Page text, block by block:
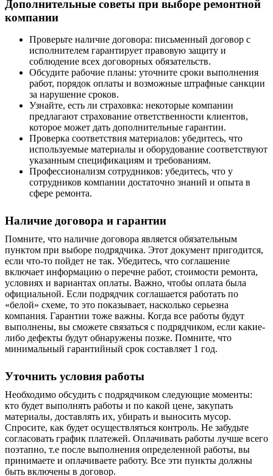
Дополнительные советы при выборе ремонтной
компании
Проверьте наличие договора: письменный договор с
исполнителем гарантирует правовую защиту и
соблюдение всех договорных обязательств.
Обсудите рабочие планы: уточните сроки выполнения
работ, порядок оплаты и возможные штрафные санкции
за нарушение сроков.
Узнайте, есть ли страховка: некоторые компании
предлагают страхование ответственности клиентов,
которое может дать дополнительные гарантии.
Проверка соответствия материалов: убедитесь, что
используемые материалы и оборудование соответствуют
указанным спецификациям и требованиям.
Профессионализм сотрудников: убедитесь, что у
сотрудников компании достаточно знаний и опыта в
сфере ремонта.
Наличие договора и гарантии
Помните, что наличие договора является обязательным
пунктом при выборе подрядчика. Этот документ пригодится,
если что-то пойдет не так. Убедитесь, что соглашение
включает информацию о перечне работ, стоимости ремонта,
условиях и вариантах оплаты. Важно, чтобы оплата была
официальной. Если подрядчик соглашается работать по
«белой» схеме, то это показывает, насколько серьезна
компания. Гарантии тоже важны. Когда все работы будут
выполнены, вы сможете связаться с подрядчиком, если какие-
либо дефекты будут обнаружены позже. Помните, что
минимальный гарантийный срок составляет 1 год.
Уточнить условия работы
Необходимо обсудить с подрядчиком следующие моменты:
кто будет выполнять работы и по какой цене, закупать
материалы, доставлять их, убирать и выносить мусор.
Спросите, как будет осуществляться контроль. Не забудьте
согласовать график платежей. Оплачивать работы лучше всего
поэтапно, т.е после выполнения определенной работы, вы
принимаете и оплачиваете работу. Все эти пункты должны
быть включены в договор.